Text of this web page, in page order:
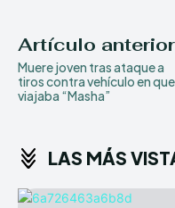
Artículo anterior
Muere joven tras ataque a
tiros contra vehículo en que
viajaba “Masha”
LAS MÁS